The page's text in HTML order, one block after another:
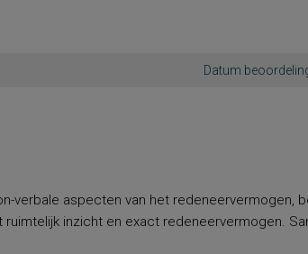
Datum
verbale aspecten van het redeneervermogen,
inzicht en exact redeneervermogen.